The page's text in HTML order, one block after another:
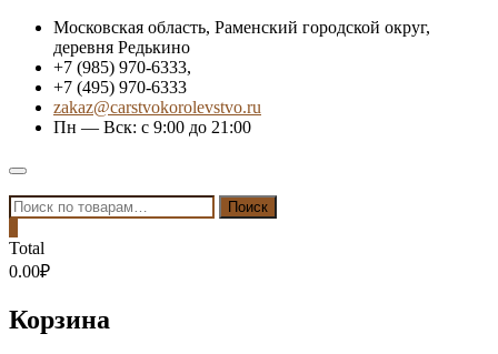
Skip
content
Московская область, Раменский городской округ,
деревня Редькино
+7 (985) 970-6333,
+7 (495) 970-6333
zakaz@carstvokorolevstvo.ru
Пн — Вск: с 9:00 до 21:00
Topbar
Menu
Искать: Поиск
Total
0.00₽
Корзина